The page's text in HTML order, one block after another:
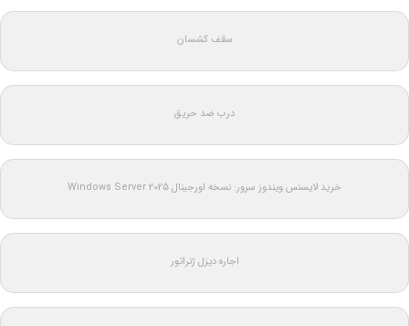
سقف کشسان
درب ضد حریق
خرید لایسنس ویندوز سرور: نسخه اورجینال Windows Server 2025
اجاره دیزل ژنراتور